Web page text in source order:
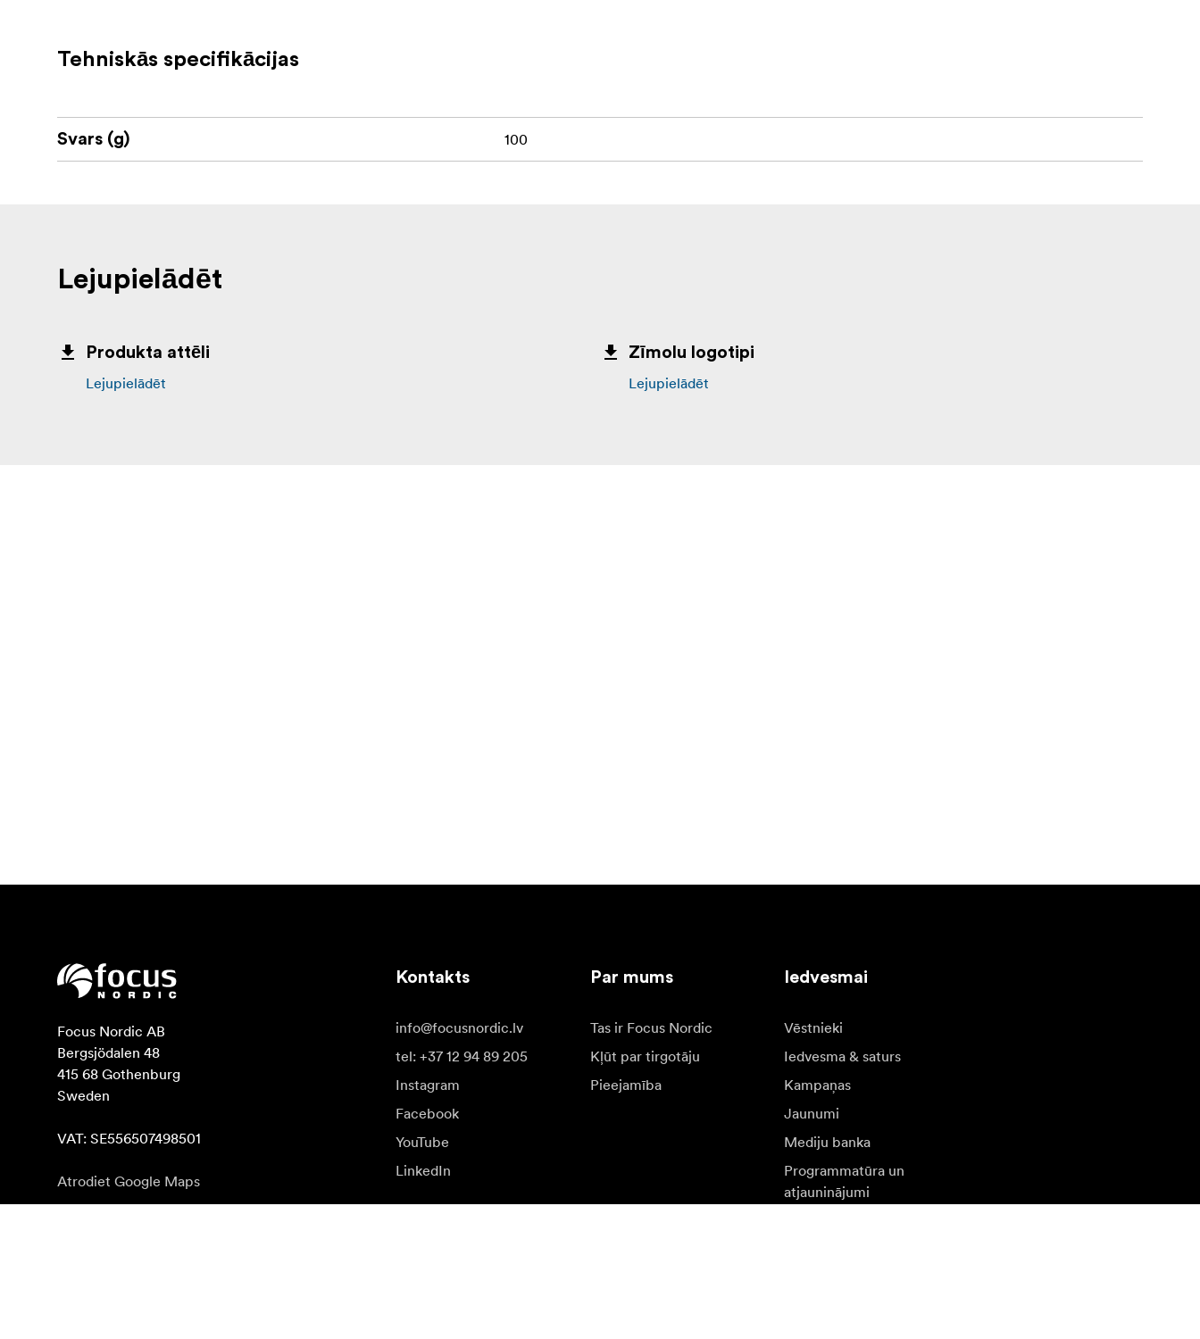
Tehniskās specifikācijas
Svars (g) 100
Lejupielādēt
Produkta attēli
Lejupielādēt
Zīmolu logotipi
Lejupielādēt
Focus Nordic AB
Bergsjödalen 48
415 68 Gothenburg
Sweden
VAT: SE556507498501
Atrodiet Google Maps
Kontakts
info@focusnordic.lv
tel: +37 12 94 89 205
Instagram
Facebook
YouTube
LinkedIn
Par mums
Tas ir Focus Nordic
Kļūt par tirgotāju
Pieejamība
Iedvesmai
Vēstnieki
Iedvesma & saturs
Kampaņas
Jaunumi
Mediju banka
Programmatūra un
atjauninājumi